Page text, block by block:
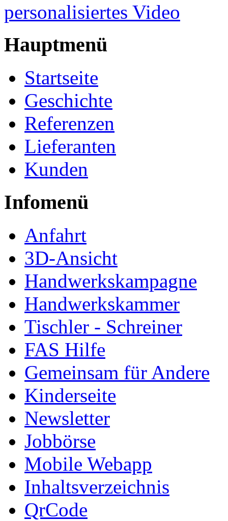
personalisiertes Video
Hauptmenü
Startseite
Geschichte
Referenzen
Lieferanten
Kunden
Infomenü
Anfahrt
3D-Ansicht
Handwerkskampagne
Handwerkskammer
Tischler - Schreiner
FAS Hilfe
Gemeinsam für Andere
Kinderseite
Newsletter
Jobbörse
Mobile Webapp
Inhaltsverzeichnis
QrCode